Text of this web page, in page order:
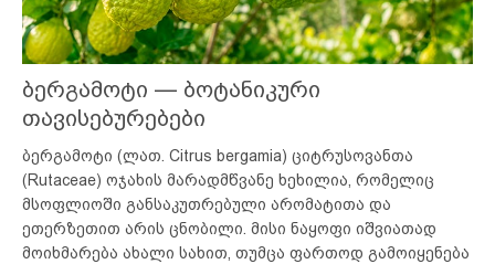
ბერგამოტი — ბოტანიკური
თავისებურებები
ბერგამოტი (ლათ. Citrus bergamia) ციტრუსოვანთა
(Rutaceae) ოჯახის მარადმწვანე ხეხილია, რომელიც
მსოფლიოში განსაკუთრებული არომატითა და
ეთერზეთით არის ცნობილი. მისი ნაყოფი იშვიათად
მოიხმარება ახალი სახით, თუმცა ფართოდ გამოიყენება